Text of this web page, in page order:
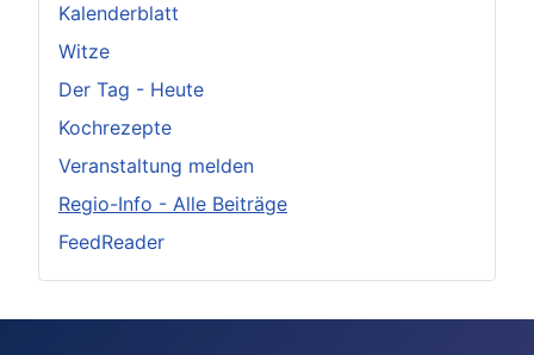
Kalenderblatt
Witze
Der Tag - Heute
Kochrezepte
Veranstaltung melden
Regio-Info - Alle Beiträge
FeedReader